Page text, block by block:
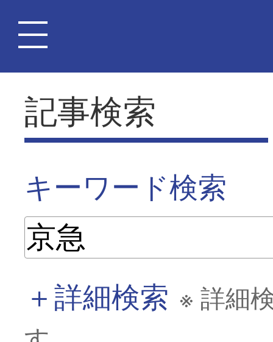
記事検索
キーワード検索
＋詳細検索 ※ 詳細